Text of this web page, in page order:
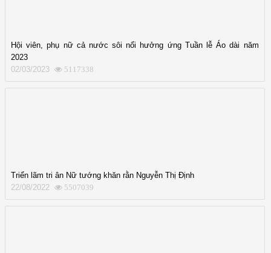
Hội viên, phụ nữ cả nước sôi nổi hưởng ứng Tuần lễ Áo dài năm
2023
02/03/2023
5117338
Triển lãm tri ân Nữ tướng khăn rằn Nguyễn Thị Định
22/08/2022
5507039